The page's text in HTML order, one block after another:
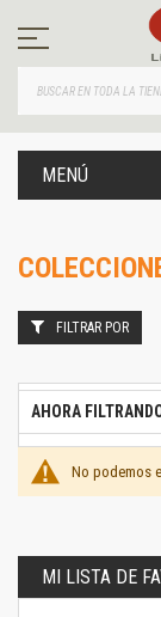
contenido
MENÚ
No podemos
FILTRAR POR
AHORA
MI LISTA DE